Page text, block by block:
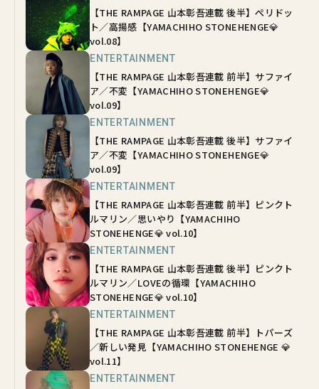
【THE RAMPAGE 山本彰吾連載 後半】ぺリドッ
ト／高揚感【YAMACHIHO STONEHENGE💎
vol.08】
ENTERTAINMENT
【THE RAMPAGE 山本彰吾連載 前半】サファイ
ア／不変【YAMACHIHO STONEHENGE💎
vol.09】
ENTERTAINMENT
【THE RAMPAGE 山本彰吾連載 後半】サファイ
ア／不変【YAMACHIHO STONEHENGE💎
vol.09】
ENTERTAINMENT
【THE RAMPAGE 山本彰吾連載 前半】ピンクト
ルマリン／思いやり【YAMACHIHO
STONEHENGE💎 vol.10】
ENTERTAINMENT
【THE RAMPAGE 山本彰吾連載 後半】ピンクト
ルマリン／LOVEの循環【YAMACHIHO
STONEHENGE💎 vol.10】
ENTERTAINMENT
【THE RAMPAGE 山本彰吾連載 前半】トパーズ
／新しい発見【YAMACHIHO STONEHENGE 💎
vol.11】
ENTERTAINMENT